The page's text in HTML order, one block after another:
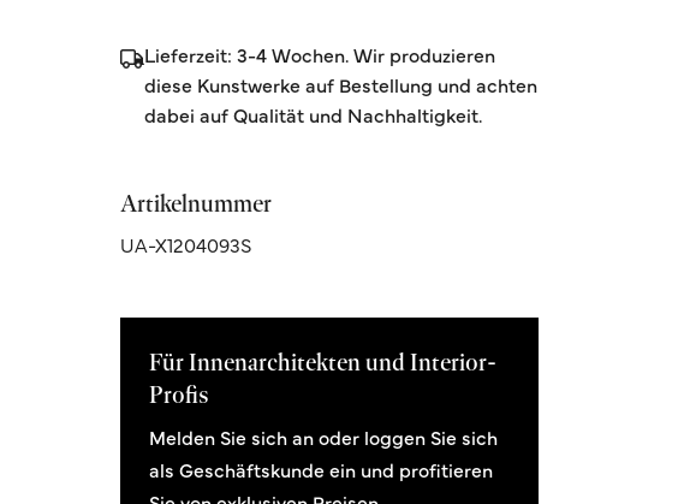
Lieferzeit: 3-4 Wochen. Wir produzieren
diese Kunstwerke auf Bestellung und achten
dabei auf Qualität und Nachhaltigkeit.
Artikelnummer
UA-X1204093S
Für Innenarchitekten und Interior-
Profis
Melden Sie sich an oder loggen Sie sich
als Geschäftskunde ein und profitieren